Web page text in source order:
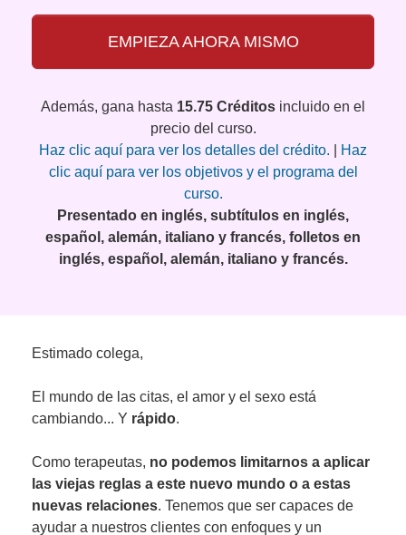
EMPIEZA AHORA MISMO
Además, gana hasta 15.75 Créditos incluido en el
precio del curso.
Haz clic aquí para ver los detalles del crédito.
Haz
clic aquí para ver los objetivos y el programa del
curso.
Presentado en inglés, subtítulos en inglés,
español, alemán, italiano y francés, folletos en
inglés, español, alemán, italiano y francés.
Estimado colega,
El mundo de las citas, el amor y el sexo está
cambiando... Y rápido.
Como terapeutas, no podemos limitarnos a aplicar
las viejas reglas a este nuevo mundo o a estas
nuevas relaciones. Tenemos que ser capaces de
ayudar a nuestros clientes con enfoques y un